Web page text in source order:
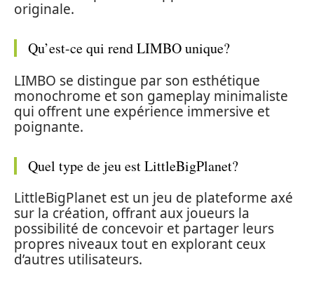
originale.
Qu’est-ce qui rend LIMBO unique?
LIMBO se distingue par son esthétique
monochrome et son gameplay minimaliste
qui offrent une expérience immersive et
poignante.
Quel type de jeu est LittleBigPlanet?
LittleBigPlanet est un jeu de plateforme axé
sur la création, offrant aux joueurs la
possibilité de concevoir et partager leurs
propres niveaux tout en explorant ceux
d’autres utilisateurs.